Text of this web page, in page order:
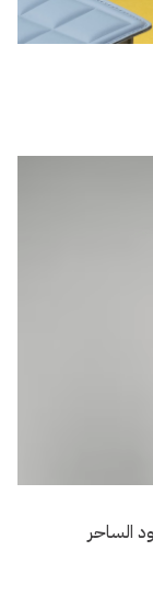
الساحر